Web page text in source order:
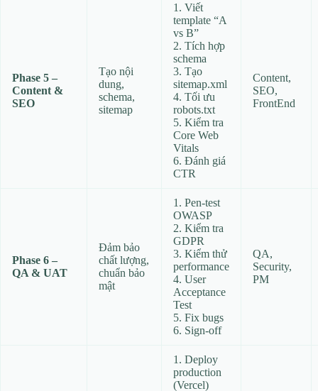
Phase 5 –
Content &
SEO
Tạo nội
dung,
schema,
sitemap
1. Viết
template “A
vs B”
2. Tích hợp
schema
3. Tạo
sitemap.xml
4. Tối ưu
robots.txt
5. Kiểm tra
Core Web
Vitals
6. Đánh giá
CTR
Content,
SEO,
FrontEnd
Phase 6 –
QA & UAT
Đảm bảo
chất lượng,
chuẩn bảo
mật
1. Pen‑test
OWASP
2. Kiểm tra
GDPR
3. Kiểm thử
performance
4. User
Acceptance
Test
5. Fix bugs
6. Sign‑off
QA,
Security,
PM
1. Deploy
production
(Vercel)